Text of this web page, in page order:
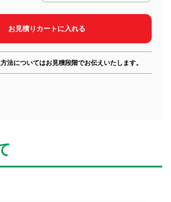
法についてはお見積段階でお伝えいたします。